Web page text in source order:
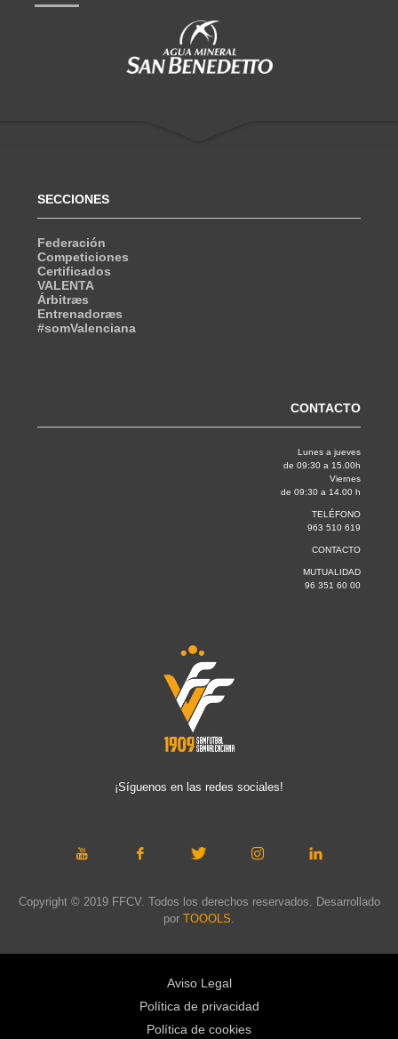
SECCIONES
Federación
Competiciones
Certificados
VALENTA
Árbitræs
Entrenadoræs
#somValenciana
CONTACTO
Lunes a jueves
de 09:30 a 15.00h
Viernes
de 09:30 a 14.00 h
TELÉFONO
963 510 619
CONTACTO
MUTUALIDAD
96 351 60 00
¡Síguenos en las redes sociales!
Copyright © 2019 FFCV. Todos los derechos reservados. Desarrollado
por TOOOLS.
Aviso Legal
Política de privacidad
Política de cookies